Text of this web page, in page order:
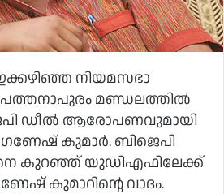
നിയമസഭാ
മണ്ഡലത്തിൽ
ഡീൽ ആരോപണവുമായി
ഗണേഷ് കുമാർ. ബിജെപി
കുറഞ്ഞ് യുഡിഎഫിലേക്ക്
കുമാറിന്റെ വാദം.